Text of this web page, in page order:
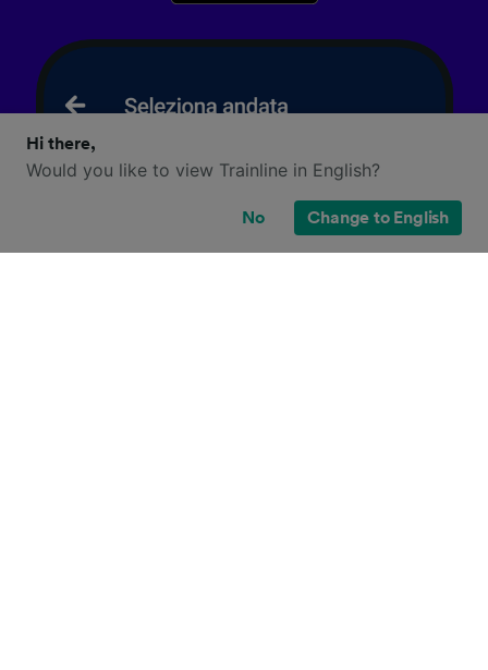
Hi there,
Would you like to view Trainline in English?
No Change to English